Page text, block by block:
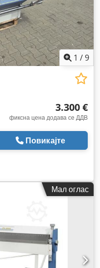
1 /9
3.300 €
фиксна цена додава се ДДВ
Повикајте
Мал оглас